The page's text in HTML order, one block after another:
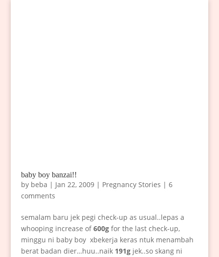
baby boy banzai!!
by beba | Jan 22, 2009| Pregnancy Stories | 6
comments
semalam baru jek pegi check-up as usual..lepas a
whooping increase of600gfor the last check-up,
minggu ni baby boy xbekerja keras ntuk menambah
berat badan dier…huu..naik 191gjek..so skang ni